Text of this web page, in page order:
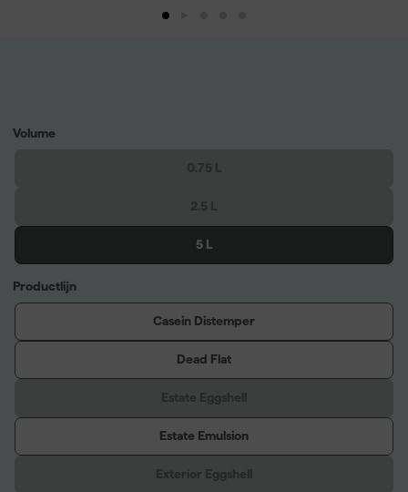
Volume
5 L
Productlijn
Casein Distemper
Dead Flat
Estate Emulsion